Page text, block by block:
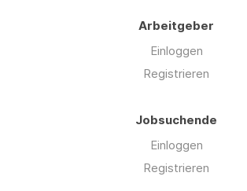
Arbeitgeber
Einloggen
Registrieren
Jobsuchende
Einloggen
Registrieren